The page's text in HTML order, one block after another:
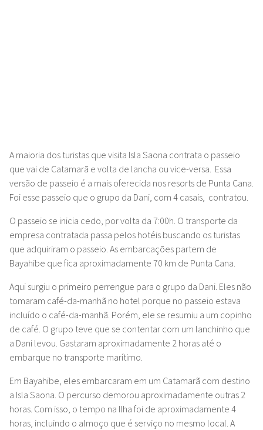
A maioria dos turistas que visita Isla Saona contrata o passeio
que vai de Catamarã e volta de lancha ou vice-versa. Essa
versão de passeio é a mais oferecida nos resorts de Punta Cana.
Foi esse passeio que o grupo da Dani, com 4 casais, contratou.
O passeio se inicia cedo, por volta da 7:00h. O transporte da
empresa contratada passa pelos hotéis buscando os turistas
que adquiriram o passeio. As embarcações partem de
Bayahibe que fica aproximadamente 70 km de Punta Cana.
Aqui surgiu o primeiro perrengue para o grupo da Dani. Eles não
tomaram café-da-manhã no hotel porque no passeio estava
incluído o café-da-manhã. Porém, ele se resumiu a um copinho
de café. O grupo teve que se contentar com um lanchinho que
a Dani levou. Gastaram aproximadamente 2 horas até o
embarque no transporte marítimo.
Em Bayahibe, eles embarcaram em um Catamarã com destino
a Isla Saona. O percurso demorou aproximadamente outras 2
horas. Com isso, o tempo na Ilha foi de aproximadamente 4
horas, incluindo o almoço que é serviço no mesmo local. A